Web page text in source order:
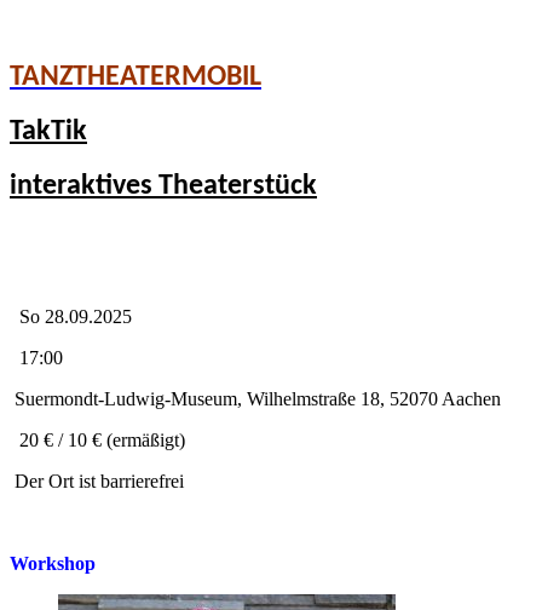
TANZTHEATERMOBIL
TakTik
interaktives Theaterstück
So 28.09.2025
17:00
Suermondt-Ludwig-Museum, Wilhelmstraße 18, 52070 Aachen
20 € / 10 € (ermäßigt)
Der Ort ist barrierefrei
Workshop